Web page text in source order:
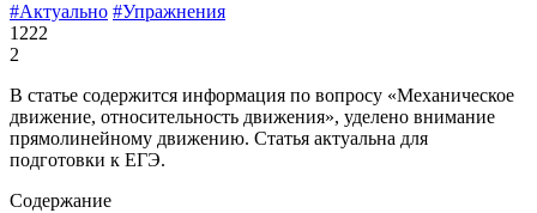
#Актуально #Упражнения
1222
2
В статье содержится информация по вопросу «Механическое
движение, относительность движения», уделено внимание
прямолинейному движению. Статья актуальна для
подготовки к ЕГЭ.
Содержание